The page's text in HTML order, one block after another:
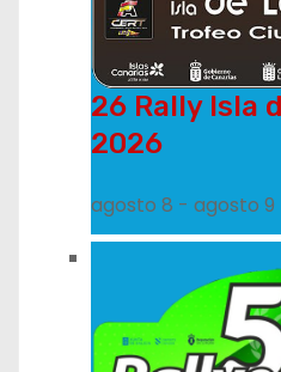
26 Rally Isla
2026
agosto 8 - agosto 9